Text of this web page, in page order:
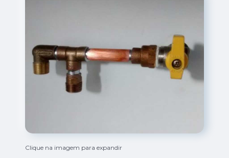
Clique na imagem para expandir